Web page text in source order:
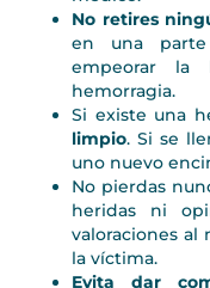
No retires
en una
empeorar la
hemorragia.
Si existe una
limpio. Si se
uno nuevo
No pierdas
heridas ni
valoraciones al
la víctima.
Evita dar